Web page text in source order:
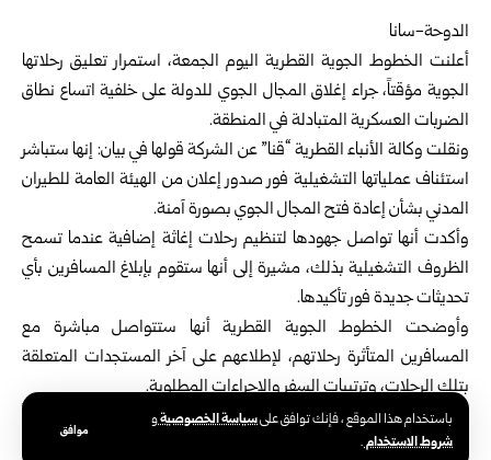
باستخدام هذا الموقع ، فإنك توافق علىسياسة الخصوصيةو
شروط الاستخدام.
موافق
الدوحة-سانا
أعلنت الخطوط الجوية القطرية اليوم الجمعة، استمرار تعليق رحلاتها
الجوية مؤقتاً، جراء إغلاق المجال الجوي للدولة على خلفية اتساع نطاق
الضربات العسكرية المتبادلة في المنطقة.
ونقلت وكالة الأنباء القطرية “قنا” عن الشركة قولها في بيان: إنها ستباشر
استئناف عملياتها التشغيلية فور صدور إعلان من الهيئة العامة للطيران
المدني بشأن إعادة فتح المجال الجوي بصورة آمنة.
وأكدت أنها تواصل جهودها لتنظيم رحلات إغاثة إضافية عندما تسمح
الظروف التشغيلية بذلك، مشيرة إلى أنها ستقوم بإبلاغ المسافرين بأي
تحديثات جديدة فور تأكيدها.
وأوضحت الخطوط الجوية القطرية أنها ستتواصل مباشرة مع
المسافرين المتأثرة رحلاتهم، لإطلاعهم على آخر المستجدات المتعلقة
بتلك الرحلات، وترتيبات السفر والإجراءات المطلوبة.
ودعت الشركة المسافرين إلى عدم التوجه إلى المطار ما لم يتلقوا إشعاراً
رسمياً بتأكيد رحلاتهم، موضحةً أن سلامة المسافرين وأفراد طواقمها